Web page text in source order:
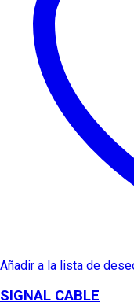
Añadir a la lista de
SIGNAL CABLE